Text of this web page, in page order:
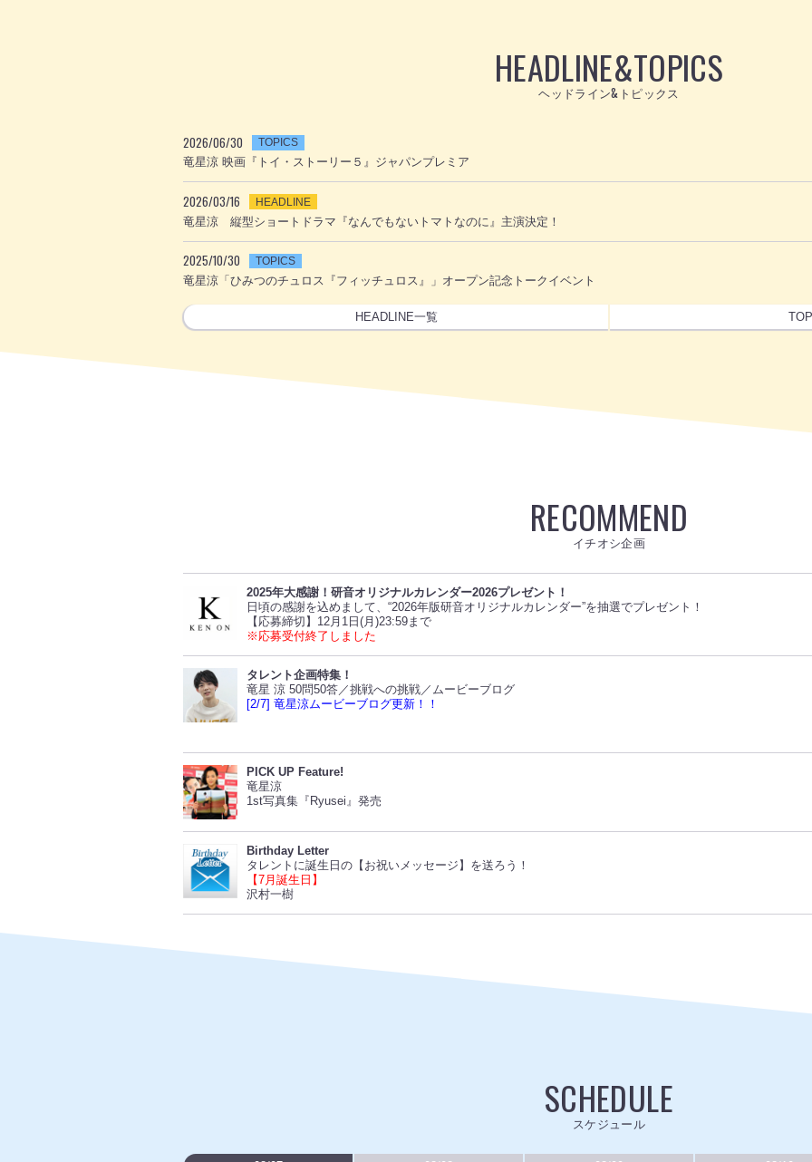
HEADLINE&TOPICS
ヘッドライン&トピックス
2026/06/30 TOPICS
竜星涼 映画『トイ・ストーリー５』ジャパンプレミア
2026/03/16 HEADLINE
竜星涼 縦型ショートドラマ『なんでもないトマトなのに』主演決定！
2025/10/30 TOPICS
竜星涼「ひみつのチュロス『フィッチュロス』」オープン記念トークイベント
HEADLINE一覧
RECOMMEND
イチオシ企画
2025年大感謝！研音オリジナルカレンダー2026プレゼント！
日頃の感謝を込めまして、“2026年版研音オリジナルカレンダー”を抽選でプレゼント！
【応募締切】12月1日(月)23:59まで
※応募受付終了しました
タレント企画特集！
竜星 涼 50問50答／挑戦への挑戦／ムービーブログ
[2/7] 竜星涼ムービーブログ更新！！
PICK UP Feature!
竜星涼
1st写真集『Ryusei』発売
Birthday Letter
タレントに誕生日の【お祝いメッセージ】を送ろう！
【7月誕生日】
沢村一樹
SCHEDULE
スケジュール